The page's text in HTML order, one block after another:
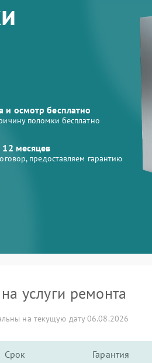
и осмотр бесплатно
поломки бесплатно
12 месяцев
предоставляем гарантию
услуги ремонта
на текущую дату 06.08.2026
Срок Гарантия